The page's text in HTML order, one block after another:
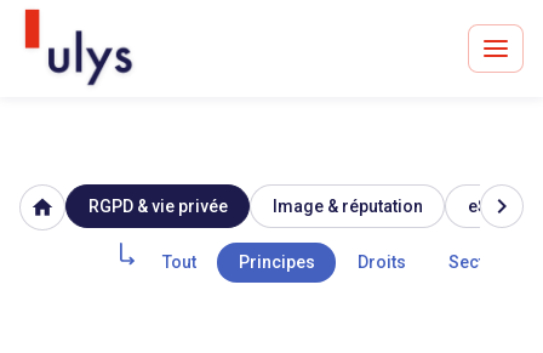
Avocats à Paris & Bruxelles
Leader en droit de l'innovation depuis 30 ans
home RGPD & vie privée Image & réputation eSanté
Tout Principes Droits Secteur
chevron_right